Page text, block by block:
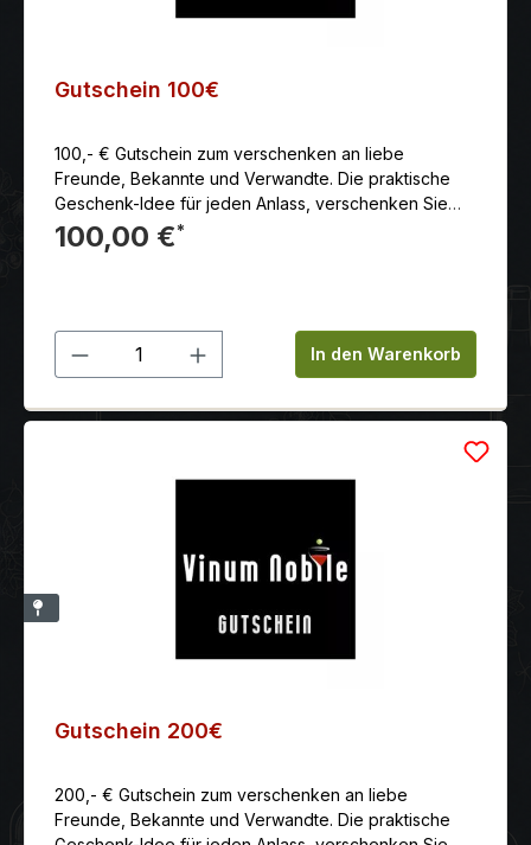
Gutschein 100€
100,- € Gutschein zum verschenken an liebe
Freunde, Bekannte und Verwandte. Die praktische
Geschenk-Idee für jeden Anlass, verschenken Sie
einfach einen Gutschein.Ob Geburtstag, Weihnachten,
Einladung, Einzug oder Jubiläum, ein
Online einlösbar im Warenkorb und/oder persönlich
im Ladengeschäft.
100,00 €*
Produkt Anzahl: Gib denIn den Warenkorb
Gutschein 200€
200,- € Gutschein zum verschenken an liebe
Freunde, Bekannte und Verwandte. Die praktische